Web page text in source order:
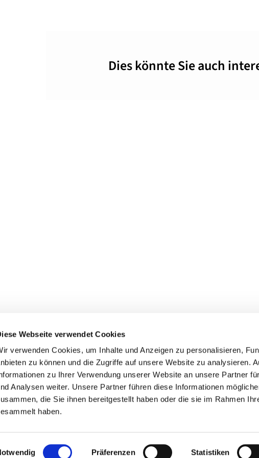
Webseite verwendet Cookies
verwenden Cookies, um Inhalte und Anzeigen zu personalisieren,
zu können und die Zugriffe auf unsere Website zu analysieren.
zu Ihrer Verwendung unserer Website an unsere Partner
Analysen weiter. Unsere Partner führen diese Informationen
die Sie ihnen bereitgestellt haben oder die sie im Rahmen
haben.
Präferenzen Statistiken
Dies könnte Sie auch
Katholische Kirche Usedom-Anklam-Greifswald · Bahnhofstr. 15, 17489
Kontaktinformationen
Hinweisgebersystem